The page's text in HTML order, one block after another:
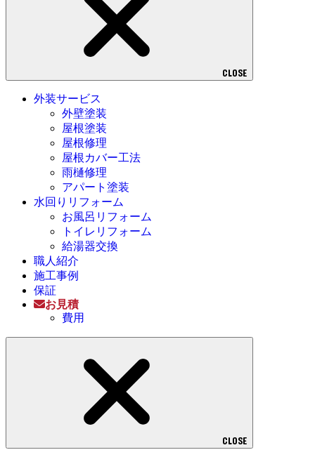
CLOSE
外装サービス
外壁塗装
屋根塗装
屋根修理
屋根カバー工法
雨樋修理
アパート塗装
水回りリフォーム
お風呂リフォーム
トイレリフォーム
給湯器交換
職人紹介
施工事例
保証
お見積
費用
CLOSE